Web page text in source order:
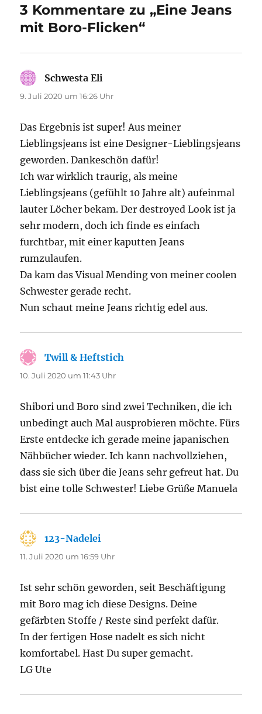
3 Kommentare zu „Eine Jeans
mit Boro-Flicken“
Schwesta Eli
9. Juli 2020 um 16:26 Uhr
Das Ergebnis ist super! Aus meiner
Lieblingsjeans ist eine Designer-Lieblingsjeans
geworden. Dankeschön dafür!
Ich war wirklich traurig, als meine
Lieblingsjeans (gefühlt 10 Jahre alt) aufeinmal
lauter Löcher bekam. Der destroyed Look ist ja
sehr modern, doch ich finde es einfach
furchtbar, mit einer kaputten Jeans
rumzulaufen.
Da kam das Visual Mending von meiner coolen
Schwester gerade recht.
Nun schaut meine Jeans richtig edel aus.
Twill & Heftstich
10. Juli 2020 um 11:43 Uhr
Shibori und Boro sind zwei Techniken, die ich
unbedingt auch Mal ausprobieren möchte. Fürs
Erste entdecke ich gerade meine japanischen
Nähbücher wieder. Ich kann nachvollziehen,
dass sie sich über die Jeans sehr gefreut hat. Du
bist eine tolle Schwester! Liebe Grüße Manuela
123-Nadelei
11. Juli 2020 um 16:59 Uhr
Ist sehr schön geworden, seit Beschäftigung
mit Boro mag ich diese Designs. Deine
gefärbten Stoffe / Reste sind perfekt dafür.
In der fertigen Hose nadelt es sich nicht
komfortabel. Hast Du super gemacht.
LG Ute